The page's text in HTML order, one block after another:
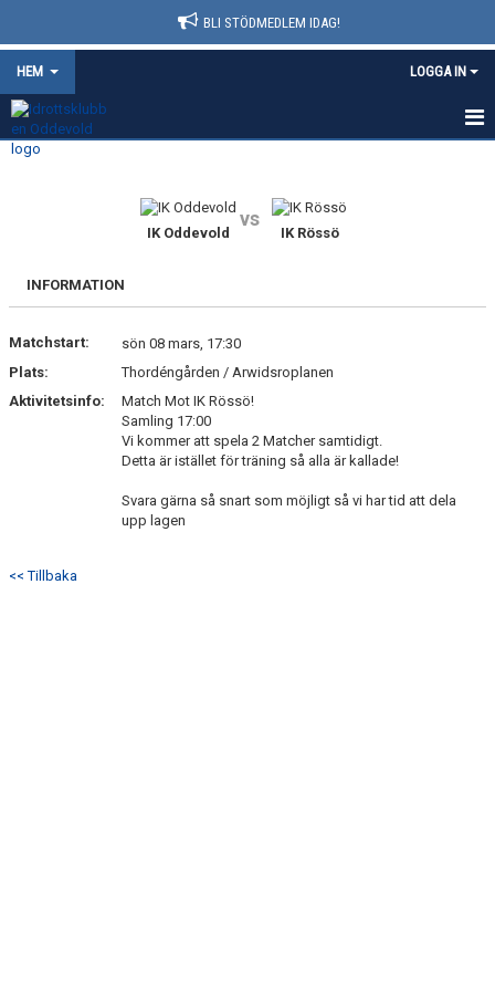
BLI STÖDMEDLEM IDAG!
HEM LOGGA IN
HEM
KONTAKT
AVGIFTER
KALENDER
IK Oddevold
vs
IK Rössö
INFORMATION
Matchstart:
sön 08 mars, 17:30
Plats:
Thordéngården / Arwidsroplanen
Aktivitetsinfo:
Match Mot IK Rössö!
Samling 17:00
Vi kommer att spela 2 Matcher samtidigt.
Detta är istället för träning så alla är kallade!
Svara gärna så snart som möjligt så vi har tid att dela
upp lagen
<< Tillbaka